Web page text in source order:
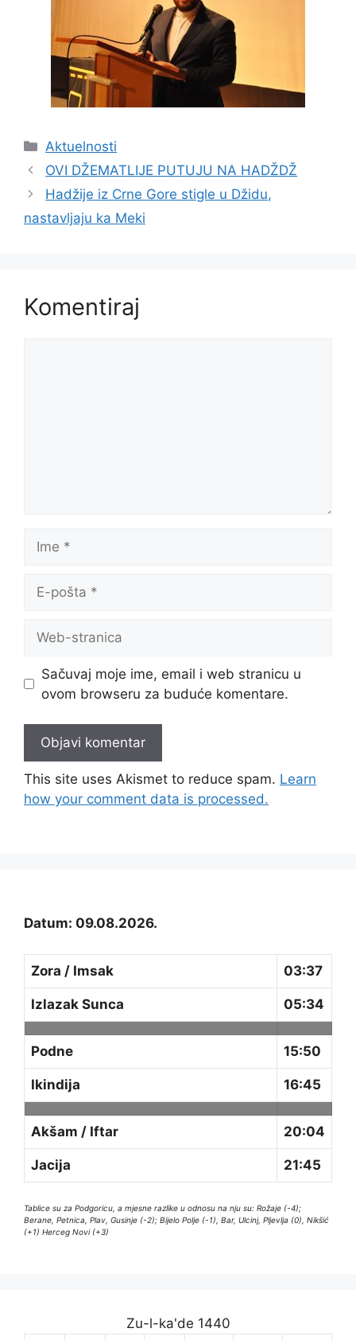
Kategorije
Aktuelnosti
OVI DŽEMATLIJE PUTUJU NA HADŽDŽ
Hadžije iz Crne Gore stigle u Džidu,
nastavljaju ka Meki
Komentiraj
pošta
stranica
Sačuvaj moje ime, email i web stranicu u
ovom browseru za buduće komentare.
This site uses Akismet to reduce spam. Learn
how your comment data is processed.
Datum: 09.08.2026.
Zora / Imsak 03:37
Izlazak Sunca 05:34
Podne 15:50
Ikindija 16:45
Akšam / Iftar 20:04
Jacija 21:45
Tablice su za Podgoricu, a mjesne razlike u odnosu na nju su: Rožaje (-4);
Berane, Petnica, Plav, Gusinje (-2); Bijelo Polje (-1), Bar, Ulcinj, Pljevlja (0), Nikšić
(+1) Herceg Novi (+3)
Zu-l-ka'de 1440